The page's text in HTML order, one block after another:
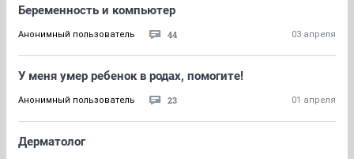
Беременность и компьютер
Анонимный пользователь 44 03 апреля
У меня умер ребенок в родах, помогите!
Анонимный пользователь 23 01 апреля
Дерматолог